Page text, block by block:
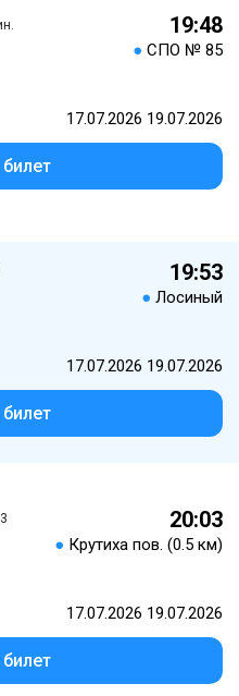
19:48
● СПО № 85
17.07.2026 19.07.2026
19:53
● Лосиный
17.07.2026 19.07.2026
20:03
● Крутиха пов. (0.5 км)
17.07.2026 19.07.2026